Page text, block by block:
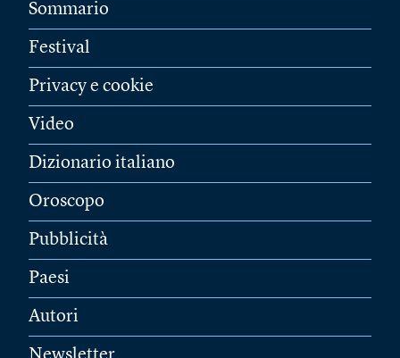
Sommario
Festival
Privacy e cookie
Video
Dizionario italiano
Oroscopo
Pubblicità
Paesi
Autori